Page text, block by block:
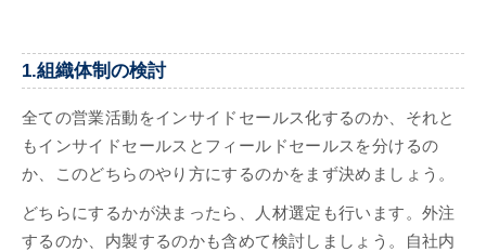
1.組織体制の検討
全ての営業活動をインサイドセールス化するのか、それと
もインサイドセールスとフィールドセールスを分けるの
か、このどちらのやり方にするのかをまず決めましょう。
どちらにするかが決まったら、人材選定も行います。外注
するのか、内製するのかも含めて検討しましょう。自社内